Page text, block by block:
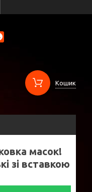
Кошик
масок!
зі вставкою